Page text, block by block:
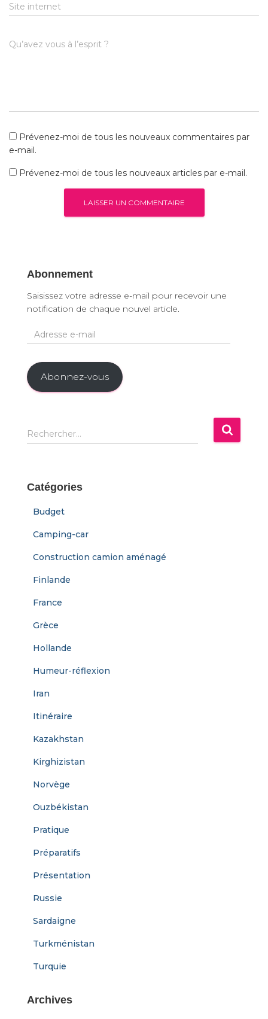
Site internet
Qu’avez vous à l’esprit ?
Prévenez-moi de tous les nouveaux commentaires par
e-mail.
Prévenez-moi de tous les nouveaux articles par e-mail.
Abonnement
Saisissez votre adresse e-mail pour recevoir une
notification de chaque nouvel article.
d
e
s
-
l
Abonnez-vous
R
e
r
Rechercher…
Catégories
Budget
Camping-car
Construction camion aménagé
Finlande
France
Grèce
Hollande
Humeur-réflexion
Iran
Itinéraire
Kazakhstan
Kirghizistan
Norvège
Ouzbékistan
Pratique
Préparatifs
Présentation
Russie
Sardaigne
Turkménistan
Turquie
Archives